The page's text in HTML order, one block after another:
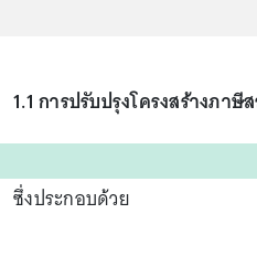
1.1 การปรับปรุงโครงสร้างภา
ซึ่งประกอบด้วย